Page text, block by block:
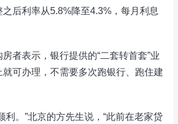
后利率从5.8%降至4.3%，每月利息
者表示，银行提供的“二套转首套”业
可办理，不需要多次跑银行、跑住建
利。”北京的方先生说，“此前在老家贷